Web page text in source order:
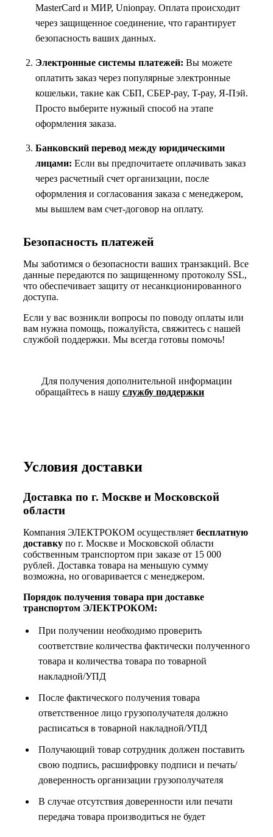
MasterCard и МИР, Unionpay. Оплата происходит
через защищенное соединение, что гарантирует
безопасность ваших данных.
Электронные системы платежей: Вы можете
оплатить заказ через популярные электронные
кошельки, такие как СБП, СБЕР-pay, T-pay, Я-Пэй.
Просто выберите нужный способ на этапе
оформления заказа.
Банковский перевод между юридическими
лицами: Если вы предпочитаете оплачивать заказ
через расчетный счет организации, после
оформления и согласования заказа с менеджером,
мы вышлем вам счет-договор на оплату.
Безопасность платежей
Мы заботимся о безопасности ваших транзакций. Все
данные передаются по защищенному протоколу SSL,
что обеспечивает защиту от несанкционированного
доступа.
Если у вас возникли вопросы по поводу оплаты или
вам нужна помощь, пожалуйста, свяжитесь с нашей
службой поддержки. Мы всегда готовы помочь!
Для получения дополнительной информации
обращайтесь в нашу службу поддержки
Условия доставки
Доставка по г. Москве и Московской
области
Компания ЭЛЕКТРОКОМ осуществляет бесплатную
доставку по г. Москве и Московской области
собственным транспортом при заказе от 15 000
рублей. Доставка товара на меньшую сумму
возможна, но оговаривается с менеджером.
Порядок получения товара при доставке
транспортом ЭЛЕКТРОКОМ:
При получении необходимо проверить
соответствие количества фактически полученного
товара и количества товара по товарной
накладной/УПД
После фактического получения товара
ответственное лицо грузополучателя должно
расписаться в товарной накладной/УПД
Получающий товар сотрудник должен поставить
свою подпись, расшифровку подписи и печать/
доверенность организации грузополучателя
В случае отсутствия доверенности или печати
передача товара производиться не будет